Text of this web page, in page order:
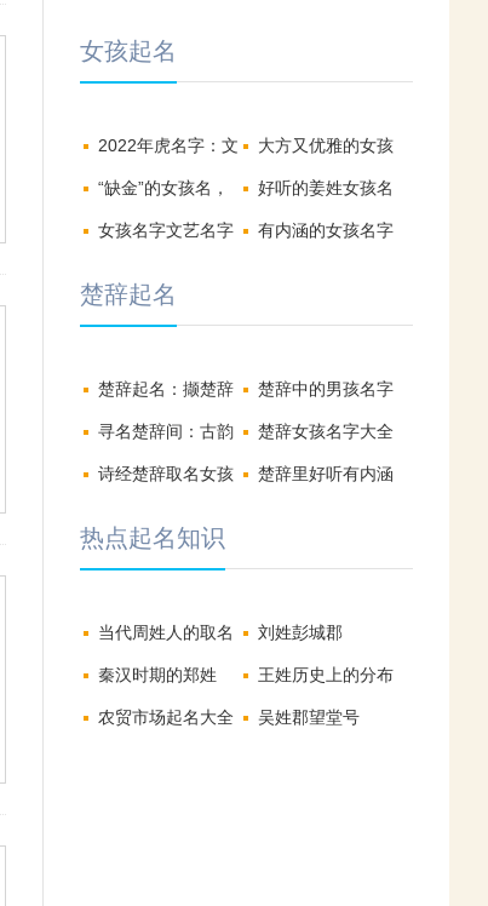
女孩起名
2022年虎名字：文
雅有气质的女孩名
分享
大方又优雅的女孩
名字，总有一个你
喜欢的!
“缺金”的女孩名，
清新又好听的女孩
好听的姜姓女孩名
字大全
女孩名字文艺名字 有内涵的女孩名字
楚辞起名
楚辞起名：撷楚辞
之华，予宝宝嘉名
楚辞中的男孩名字
大全
寻名楚辞间：古韵
新声中的诗意人生
楚辞女孩名字大全
集大气文雅
诗经楚辞取名女孩 楚辞里好听有内涵
热点起名知识
当代周姓人的取名
规律
刘姓彭城郡
秦汉时期的郑姓 王姓历史上的分布
及其迁徙
农贸市场起名大全 吴姓郡望堂号